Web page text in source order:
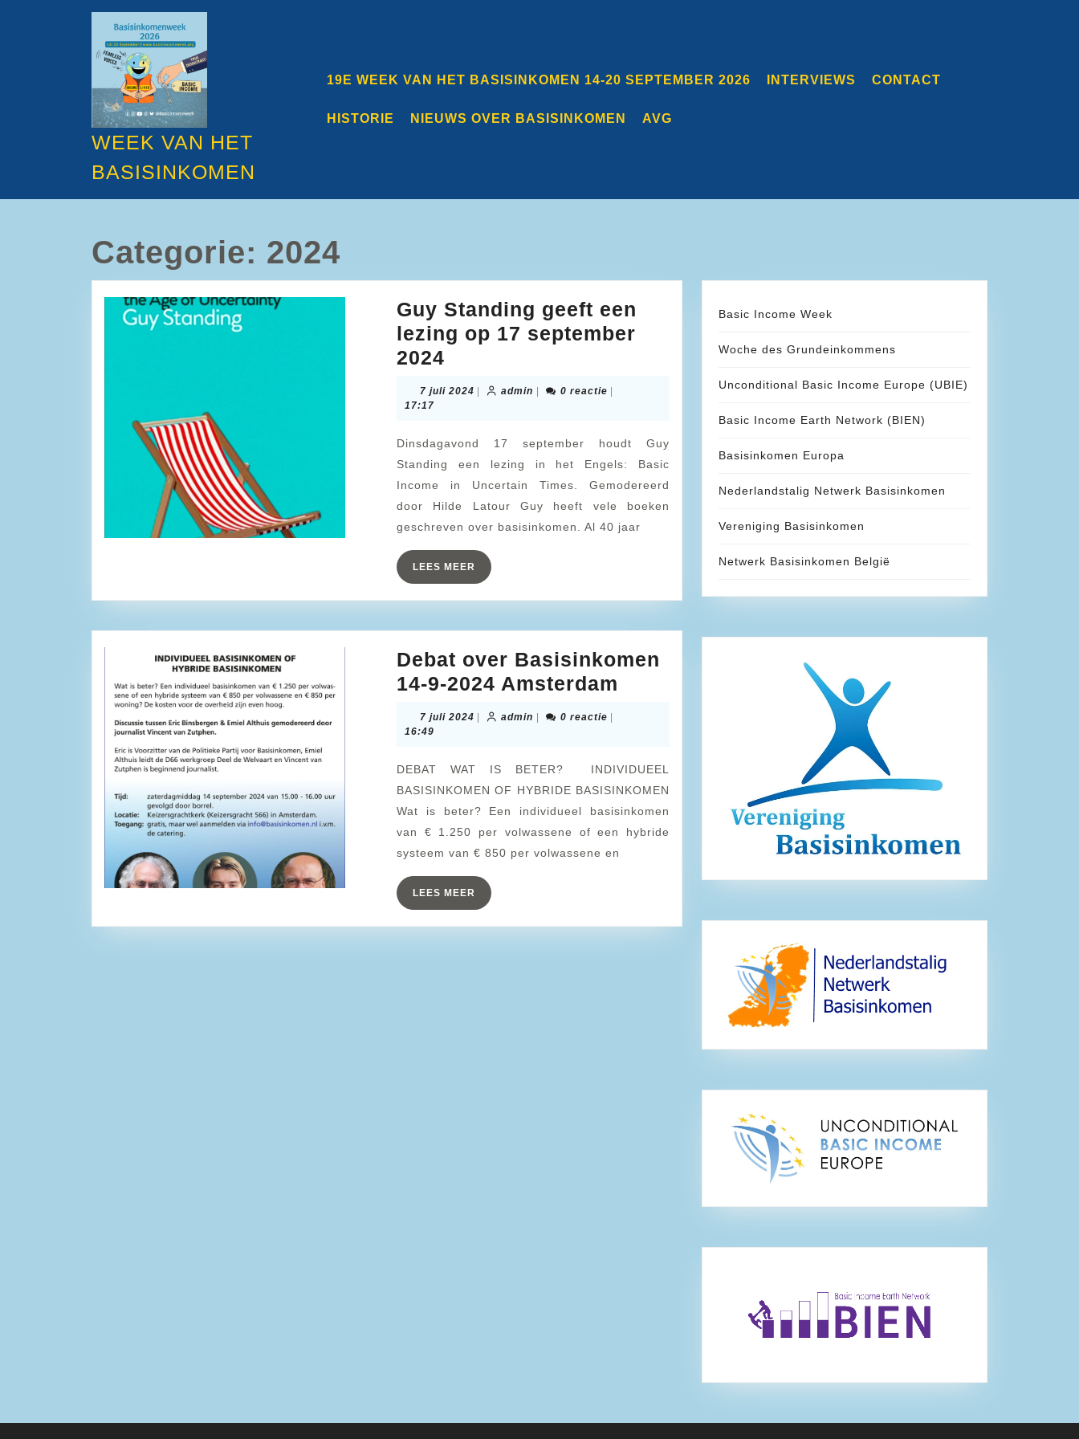
WEEK VAN HET
BASISINKOMEN
19E WEEK VAN HET BASISINKOMEN 14-20 SEPTEMBER 2026 INTERVIEWS CONTACT
HISTORIE NIEUWS OVER BASISINKOMEN AVG
Categorie: 2024
Guy Standing geeft een
lezing op 17 september
2024
Standing
lezing
op
17
september
2024
7 juli 2024 7
admin admin0 reactie
17:17
Dinsdagavond 17 september houdt Guy
Standing een lezing in het Engels: Basic
Income in Uncertain Times. Gemodereerd
door Hilde Latour Guy heeft vele boeken
geschreven over basisinkomen. Al 40 jaar
LEES MEER LEES
MEER
Debat over Basisinkomen
14-9-2024 Amsterdam
9-
2024
Amsterdam
7 juli 2024 7
admin admin0 reactie
16:49
DEBAT WAT IS BETER? INDIVIDUEEL
BASISINKOMEN OF HYBRIDE BASISINKOMEN
Wat is beter? Een individueel basisinkomen
van € 1.250 per volwassene of een hybride
systeem van € 850 per volwassene en
LEES MEER LEES
MEER
Basic Income Week
Woche des Grundeinkommens
Unconditional Basic Income Europe (UBIE)
Basic Income Earth Network (BIEN)
Basisinkomen Europa
Nederlandstalig Netwerk Basisinkomen
Vereniging Basisinkomen
Netwerk Basisinkomen België